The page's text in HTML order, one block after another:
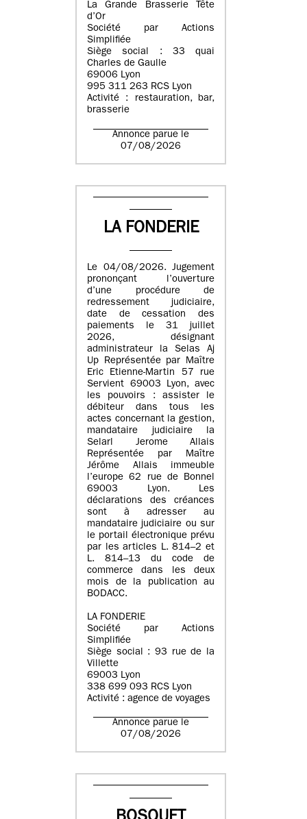
La Grande Brasserie Tête
d’Or
Société par Actions
Simplifiée
Siège social : 33 quai
Charles de Gaulle
69006 Lyon
995 311 263 RCS Lyon
Activité : restauration, bar,
brasserie
Annonce parue le
07/08/2026
LA FONDERIE
Le 04/08/2026. Jugement
prononçant l’ouverture
d’une procédure de
redressement judiciaire,
date de cessation des
paiements le 31 juillet
2026, désignant
administrateur la Selas Aj
Up Représentée par Maître
Eric Etienne-Martin 57 rue
Servient 69003 Lyon, avec
les pouvoirs : assister le
débiteur dans tous les
actes concernant la gestion,
mandataire judiciaire la
Selarl Jerome Allais
Représentée par Maître
Jérôme Allais immeuble
l’europe 62 rue de Bonnel
69003 Lyon. Les
déclarations des créances
sont à adresser au
mandataire judiciaire ou sur
le portail électronique prévu
par les articles L. 814–2 et
L. 814–13 du code de
commerce dans les deux
mois de la publication au
BODACC.
LA FONDERIE
Société par Actions
Simplifiée
Siège social : 93 rue de la
Villette
69003 Lyon
338 699 093 RCS Lyon
Activité : agence de voyages
Annonce parue le
07/08/2026